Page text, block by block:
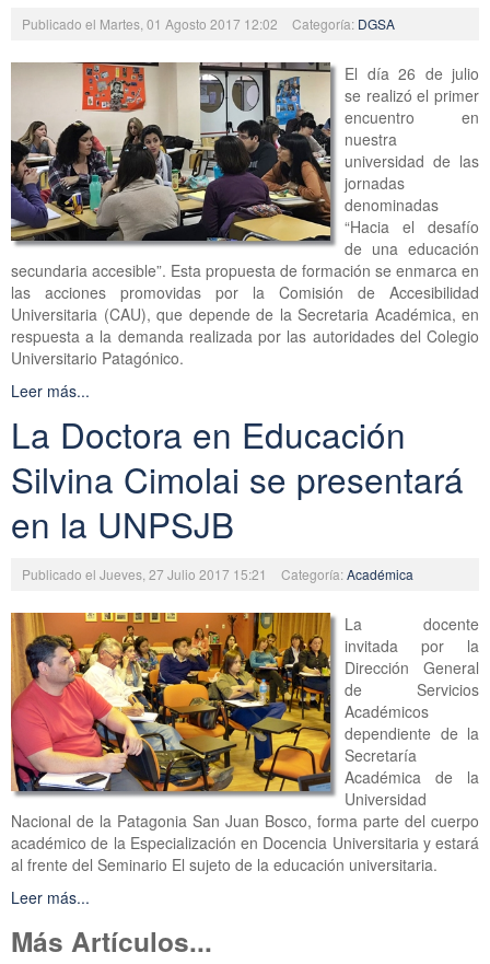
Publicado el Martes, 01 Agosto 2017 12:02 Categoría: DGSA
El día 26 de julio
se realizó el primer
encuentro en
nuestra
universidad de las
jornadas
denominadas
“Hacia el desafío
de una educación
secundaria accesible”. Esta propuesta de formación se enmarca en
las acciones promovidas por la Comisión de Accesibilidad
Universitaria (CAU), que depende de la Secretaria Académica, en
respuesta a la demanda realizada por las autoridades del Colegio
Universitario Patagónico.
Leer más...
La Doctora en Educación
Silvina Cimolai se presentará
en la UNPSJB
Publicado el Jueves, 27 Julio 2017 15:21 Categoría:Académica
La docente
invitada por la
Dirección General
de Servicios
Académicos
dependiente de la
Secretaría
Académica de la
Universidad
Nacional de la Patagonia San Juan Bosco, forma parte del cuerpo
académico de la Especialización en Docencia Universitaria y estará
al frente del Seminario El sujeto de la educación universitaria.
Leer más...
Más Artículos...